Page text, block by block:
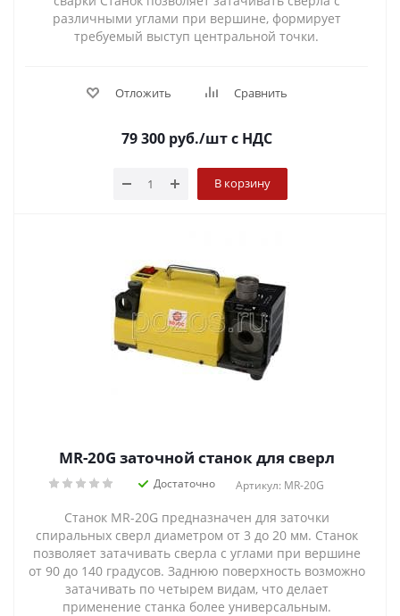
различными углами при вершине, формирует
требуемый выступ центральной точки.
Отложить Сравнить
79 300 руб./штс НДС
В корзину
MR-20G заточной станок для сверл
Достаточно Артикул: MR-20G
Станок MR-20G предназначен для заточки
спиральных сверл диаметром от 3 до 20 мм. Станок
позволяет затачивать сверла с углами при вершине
от 90 до 140 градусов. Заднюю поверхность возможно
затачивать по четырем видам, что делает
применение станка более универсальным.